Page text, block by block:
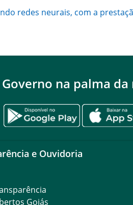
redes neurais, com a
Governo na palma da
e Ouvidoria
Goiás